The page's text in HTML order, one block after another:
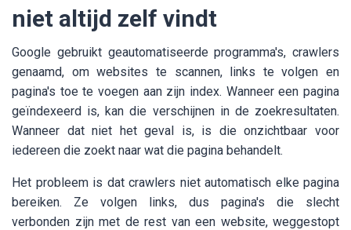
niet altijd zelf vindt
Google gebruikt geautomatiseerde programma's, crawlers
genaamd, om websites te scannen, links te volgen en
pagina's toe te voegen aan zijn index. Wanneer een pagina
geïndexeerd is, kan die verschijnen in de zoekresultaten.
Wanneer dat niet het geval is, is die onzichtbaar voor
iedereen die zoekt naar wat die pagina behandelt.
Het probleem is dat crawlers niet automatisch elke pagina
bereiken. Ze volgen links, dus pagina's die slecht
verbonden zijn met de rest van een website, weggestopt